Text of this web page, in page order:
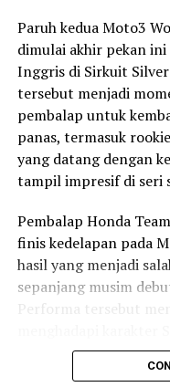
CFMoto 800MT-ES
NeptunusdanPutih
yang digunakan
dan juga menjadi
termasukKTM 790
Meski hingga kini
menjadi sinyal kuat
menghadirkan motor
untuk bersaing di
Kolaborasi Gila
Paruh kedua Moto3
dimulai akhir pekan
Inggris di Sirkuit
tersebut menjadi
pembalap untuk
panas, termasuk
yang datang dengan
tampil impresif di seri
Pembalap Honda
finis kedelapan pada
hasil yang menjadi
sepanjang musim
Performa tersebut
mengalir (flowing),
diprediksi.